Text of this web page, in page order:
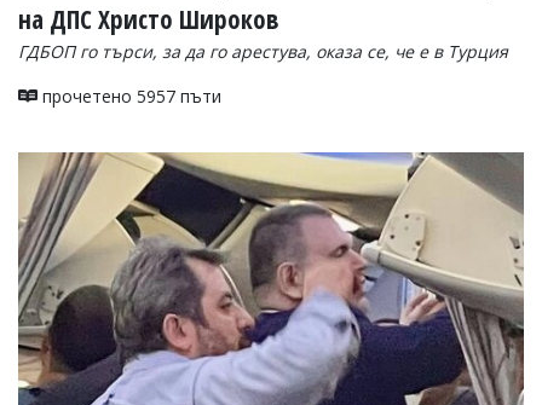
на ДПС Христо Широков
ГДБОП го търси, за да го арестува, оказа се, че е в Турция
прочетено 5957 пъти